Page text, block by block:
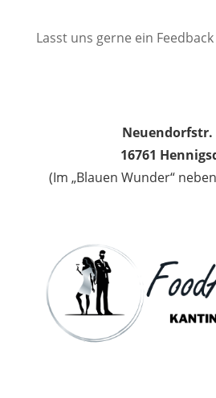
Lasst uns gerne ein Feedback
Neuendorfstr.
16761
(Im „Blauen Wunder“